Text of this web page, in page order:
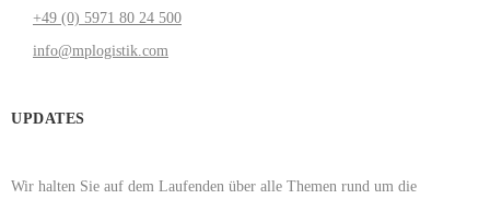
+49 (0) 5971 80 24 500
info@mplogistik.com
UPDATES
Wir halten Sie auf dem Laufenden über alle Themen rund um die